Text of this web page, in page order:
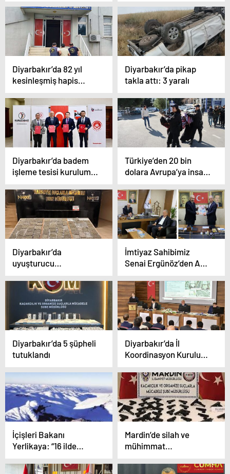
Tutuklandı
Diyarbakır’da 82 yıl
kesinleşmiş hapis
yakalandı
Diyarbakır’da pikap
takla attı: 3 yaralı
Diyarbakır’da badem
işleme tesisi kurulumu
Türkiye’den 20 bin
dolara Avrupa’ya insan
Diyarbakır’da
uyuşturucu
şüpheli tutuklandı
İmtiyaz Sahibimiz
Senai Ergünöz’den Ak
İler’e Ziyaret
Diyarbakır’da 5 şüpheli
tutuklandı
Diyarbakır’da İl
Koordinasyon Kurulu
İçişleri Bakanı
Yerlikaya: “16 ilde
‘GÜRZ-43’
Mardin’de silah ve
mühimmat
eş zamanlı operasyon: